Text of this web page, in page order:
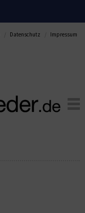
Datenschutz Impressum